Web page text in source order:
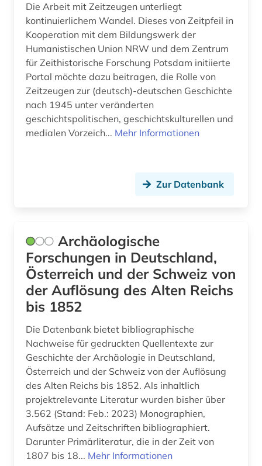
illustrator (1)
immatrikulation (1)
indien (1)
informatik (1)
ingenieurhochschule für seefahrt
internet (1)
islam (1)
italianistik (1)
japan (3)
karte (1)
kassel (1)
katalog (1)
klassische archäologie (1)
klassische philologie (2)
konservierung (2)
Die Arbeit mit Zeitzeugen unterliegt
kontinuierlichem Wandel. Dieses von Zeitpfeil in
Kooperation mit dem Bildungswerk der
Humanistischen Union NRW und dem Zentrum
für Zeithistorische Forschung Potsdam initiierte
Portal möchte dazu beitragen, die Rolle von
Zeitzeugen zur (deutsch)-deutschen Geschichte
nach 1945 unter veränderten
geschichtspolitischen, geschichtskulturellen und
medialen Vorzeich... Mehr Informationen
Zur Datenbank
Archäologische
Forschungen in Deutschland,
Österreich und der Schweiz von
der Auflösung des Alten Reichs
bis 1852
Die Datenbank bietet bibliographische
Nachweise für gedruckten Quellentexte zur
Geschichte der Archäologie in Deutschland,
Österreich und der Schweiz von der Auflösung
des Alten Reichs bis 1852. Als inhaltlich
projektrelevante Literatur wurden bisher über
3.562 (Stand: Feb.: 2023) Monographien,
Aufsätze und Zeitschriften bibliographiert.
Darunter Primärliteratur, die in der Zeit von
1807 bis 18... Mehr Informationen